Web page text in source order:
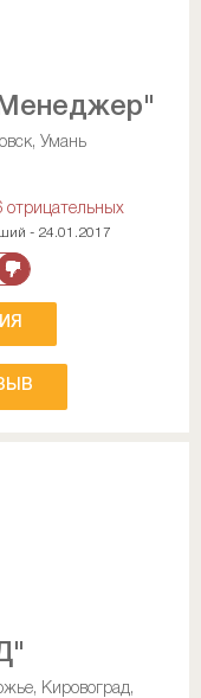
Умань
отрицательных
- 24.01.2017
Кировоград,